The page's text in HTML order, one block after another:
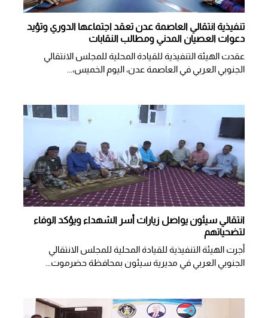
تنفيذية انتقالي العاصمة عدن تعقد اجتماعها الدوري وتؤيد
دعوات العصيان المدني ومطالب النقابات
​عقدت الهيئة التنفيذية للقيادة المحلية للمجلس الانتقالي
الجنوبي العربي في العاصمة عدن، اليوم الخميس،...
انتقالي سيئون يواصل زيارات أسر الشهداء ويؤكد الوفاء
لتضحياتهم
أجرت الهيئة التنفيذية للقيادة المحلية للمجلس الانتقالي
الجنوبي العربي في مديرية سيئون بمحافظة حضرموت...